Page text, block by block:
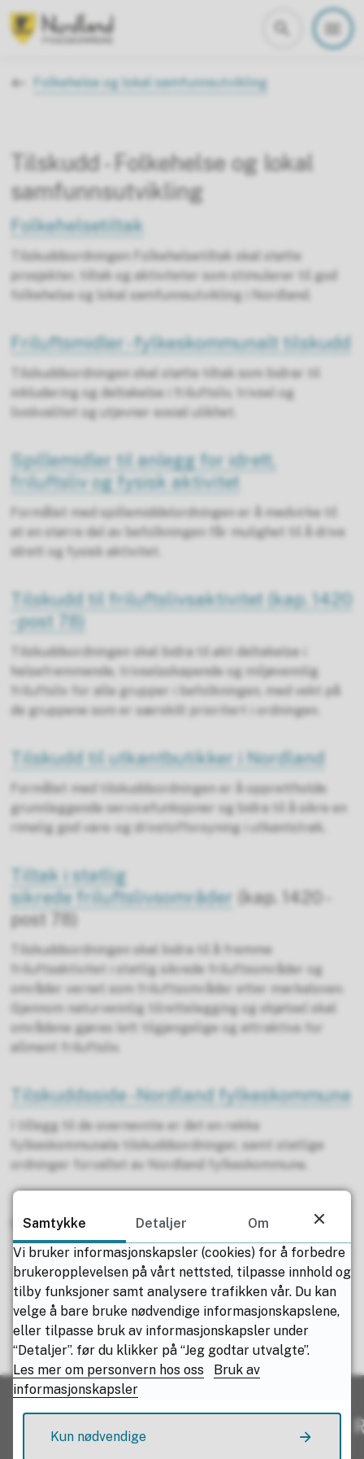
Du er her:Folkehelse og lokal samfunnsutvikling
Tilskudd - Folkehelse og lokal
samfunnsutvikling
Folkehelsetiltak
Tilskuddsordningen Folkehelsetiltak skal støtte
prosjekter, tiltak og aktiviteter som stimulerer til god
folkehelse og lokal samfunnsutvikling i Nordland.
Friluftsmidler - fylkeskommunalt tilskudd
Tilskuddsordningen skal støtte tiltak som bidrar til
inkludering og deltakelse i friluftsliv, trivsel og
livskvalitet og utjevner sosial ulikhet.
Spillemidler til anlegg for idrett,
friluftsliv og fysisk aktivitet
Formålet med spillemiddelordningen er å medvirke til
at en større del av befolkningen får mulighet til å drive
idrett og fysisk aktivitet.
Tilskudd til friluftslivsaktivitet (kap. 1420
- post 78)
Tilskuddsordningen skal bidra til økt deltakelse i
helsefremmende, trivselsskapende og miljøvennlig
friluftsliv for alle grupper i befolkningen, med vekt på
de gruppene som er særskilt prioritert i ordningen.
Tilskudd til utkantbutikker i Nordland
Formålet med tilskuddsordningen er å opprettholde
grunnleggende servicefunksjoner og bidra til å sikre en
rimelig god vare- og drivstofforsyning i utkantstrøk.
Tiltak i statlig
sikrede friluftslivsområder (kap. 1420 -
post 78)
Tilskuddsordningen skal bidra til å fremme
friluftsaktivitet i statlig sikrede friluftsområder og
områder vernet som friluftsområder etter markaloven.
Gjennom naturvennlig tilrettelegging og skjøtsel skal
områdene gjøres lett tilgjengelige og attraktive for
allment friluftsliv.
Tilskuddsside - Nordland fylkeskommune
I tillegg til de overnevnte er det en rekke
fylkeskommunale tilskuddsordninger, samt statlige
ordninger forvaltet av Nordland fylkeskommune.
Sist endret 04.02.2026 12.28
Fant du det du lette etter?
Samtykke Detaljer
Om
Vi bruker informasjonskapsler (cookies) for å forbedre
brukeropplevelsen på vårt nettsted, tilpasse innhold og
tilby funksjoner samt analysere trafikken vår. Du kan
velge å bare bruke nødvendige informasjonskapslene,
eller tilpasse bruk av informasjonskapsler under
“Detaljer”. før du klikker på “Jeg godtar utvalgte”.
Les mer om personvern hos oss
Bruk av
informasjonskapsler
Kun nødvendige